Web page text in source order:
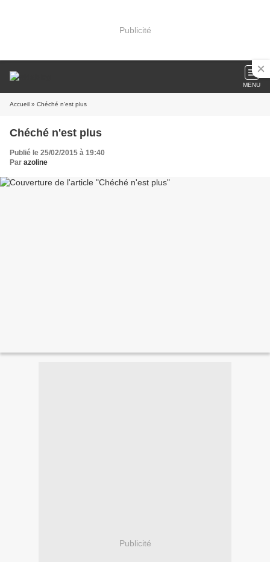
Publicité
MENU
Accueil » Chéché n'est plus
Chéché n'est plus
Publié le 25/02/2015 à 19:40
Par azoline
Publicité